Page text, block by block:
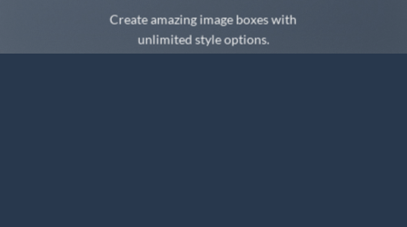
Create amazing image boxes with
unlimited style options.